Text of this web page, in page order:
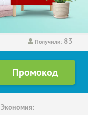
Получили: 83
Экономия: